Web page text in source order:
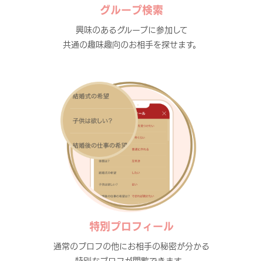
グループ検索
興味のあるグループに参加して
共通の趣味趣向のお相手を探せます。
特別プロフィール
通常のプロフの他にお相手の秘密が分かる